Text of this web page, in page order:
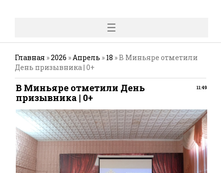
☰
Главная »2026 »Апрель » 18 » В Миньяре отметили
День призывника | 0+
11:49
В Миньяре отметили День
призывника | 0+